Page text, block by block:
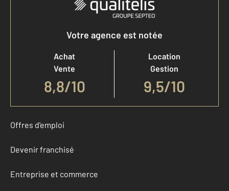
Votre agence est notée
Achat
Vente
8,8/10
Location
Gestion
9,5/10
Offres d'emploi
Devenir franchisé
Entreprise et commerce